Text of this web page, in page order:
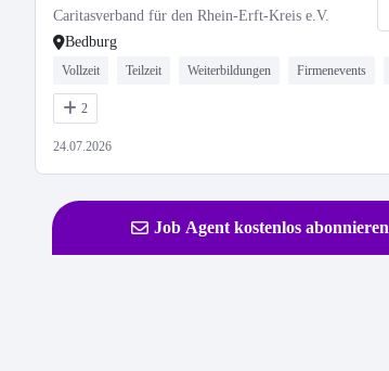
Caritasverband für den Rhein-Erft-Kreis e.V.
Bedburg
Vollzeit Teilzeit Weiterbildungen Firmenevents
2
24.07.2026
Job Agent kostenlos abonnieren